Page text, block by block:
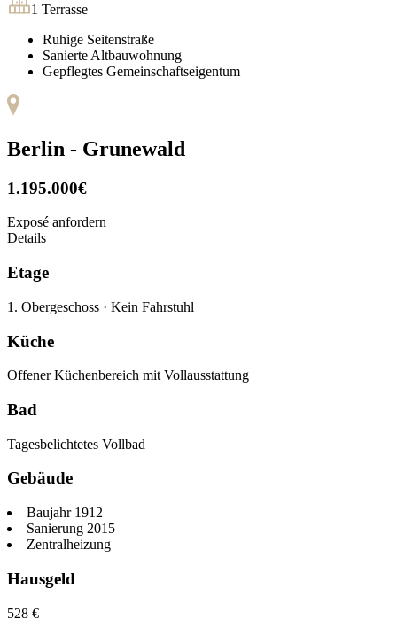
1 Terrasse
Ruhige Seitenstraße
Sanierte Altbauwohnung
Gepflegtes Gemeinschaftseigentum
Berlin - Grunewald
1.195.000€
Exposé anfordern
Details
Etage
1. Obergeschoss · Kein Fahrstuhl
Küche
Offener Küchenbereich mit Vollausstattung
Bad
Tagesbelichtetes Vollbad
Gebäude
Baujahr 1912
Sanierung 2015
Zentralheizung
Hausgeld
528 €